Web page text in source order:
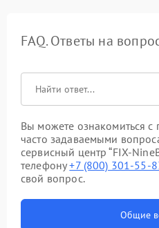
FAQ. Ответы на
Вы можете ознакомиться
часто задаваемыми
сервисный центр “FIX-
телефону+7 (800) 301-55-
свой вопрос.
Общие